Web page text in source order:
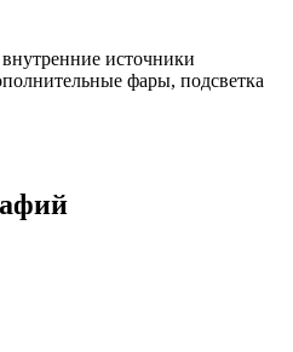
источники
фары, подсветка